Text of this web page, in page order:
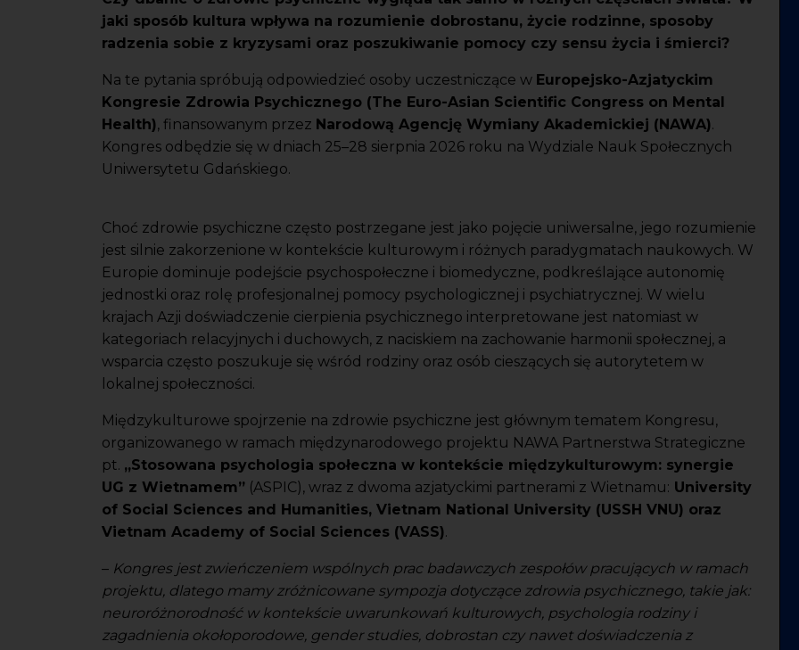
jaki sposób kultura wpływa na rozumienie dobrostanu, życie rodzinne, sposoby
radzenia sobie z kryzysami oraz poszukiwanie pomocy czy sensu życia i śmierci?
Na te pytania spróbują odpowiedzieć osoby uczestniczące w Europejsko-Azjatyckim
Kongresie Zdrowia Psychicznego (The Euro-Asian Scientific Congress on Mental
Health), finansowanym przez Narodową Agencję Wymiany Akademickiej (NAWA).
Kongres odbędzie się w dniach 25–28 sierpnia 2026 roku na Wydziale Nauk Społecznych
Uniwersytetu Gdańskiego.
Choć zdrowie psychiczne często postrzegane jest jako pojęcie uniwersalne, jego rozumienie
jest silnie zakorzenione w kontekście kulturowym i różnych paradygmatach naukowych. W
Europie dominuje podejście psychospołeczne i biomedyczne, podkreślające autonomię
jednostki oraz rolę profesjonalnej pomocy psychologicznej i psychiatrycznej. W wielu
krajach Azji doświadczenie cierpienia psychicznego interpretowane jest natomiast w
kategoriach relacyjnych i duchowych, z naciskiem na zachowanie harmonii społecznej, a
wsparcia często poszukuje się wśród rodziny oraz osób cieszących się autorytetem w
lokalnej społeczności.
Międzykulturowe spojrzenie na zdrowie psychiczne jest głównym tematem Kongresu,
organizowanego w ramach międzynarodowego projektu NAWA Partnerstwa Strategiczne
pt. „Stosowana psychologia społeczna w kontekście międzykulturowym: synergie
UG z Wietnamem” (ASPIC), wraz z dwoma azjatyckimi partnerami z Wietnamu: University
of Social Sciences and Humanities, Vietnam National University (USSH VNU) oraz
Vietnam Academy of Social Sciences (VASS).
– Kongres jest zwieńczeniem wspólnych prac badawczych zespołów pracujących w ramach
projektu, dlatego mamy zróżnicowane sympozja dotyczące zdrowia psychicznego, takie jak:
neuroróżnorodność w kontekście uwarunkowań kulturowych, psychologia rodziny i
zagadnienia okołoporodowe, gender studies, dobrostan czy nawet doświadczenia z